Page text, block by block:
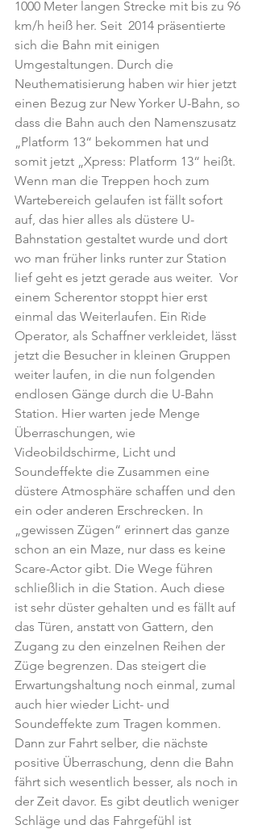
1000 Meter langen Strecke mit bis zu 96
km/h heiß her. Seit  2014 präsentierte
sich die Bahn mit einigen
Umgestaltungen. Durch die
Neuthematisierung haben wir hier jetzt
einen Bezug zur New Yorker U-Bahn, so
dass die Bahn auch den Namenszusatz
„Platform 13“ bekommen hat und
somit jetzt „Xpress: Platform 13“ heißt.
Wenn man die Treppen hoch zum
Wartebereich gelaufen ist fällt sofort
auf, das hier alles als düstere U-
Bahnstation gestaltet wurde und dort
wo man früher links runter zur Station
lief geht es jetzt gerade aus weiter.  Vor
einem Scherentor stoppt hier erst
einmal das Weiterlaufen. Ein Ride
Operator, als Schaffner verkleidet, lässt
jetzt die Besucher in kleinen Gruppen
weiter laufen, in die nun folgenden
endlosen Gänge durch die U-Bahn
Station. Hier warten jede Menge
Überraschungen, wie
Videobildschirme, Licht und
Soundeffekte die Zusammen eine
düstere Atmosphäre schaffen und den
ein oder anderen Erschrecken. In
„gewissen Zügen“ erinnert das ganze
schon an ein Maze, nur dass es keine
Scare-Actor gibt. Die Wege führen
schließlich in die Station. Auch diese
ist sehr düster gehalten und es fällt auf
das Türen, anstatt von Gattern, den
Zugang zu den einzelnen Reihen der
Züge begrenzen. Das steigert die
Erwartungshaltung noch einmal, zumal
auch hier wieder Licht- und
Soundeffekte zum Tragen kommen.
Dann zur Fahrt selber, die nächste
positive Überraschung, denn die Bahn
fährt sich wesentlich besser, als noch in
der Zeit davor. Es gibt deutlich weniger
Schläge und das Fahrgefühl ist